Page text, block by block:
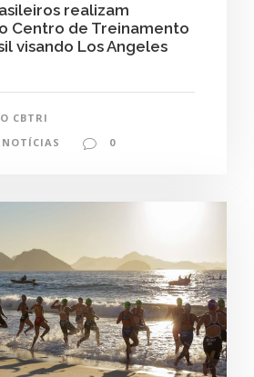
realizam
Centro de Treinamento
visando Los Angeles
CBTRI
NOTÍCIAS 0